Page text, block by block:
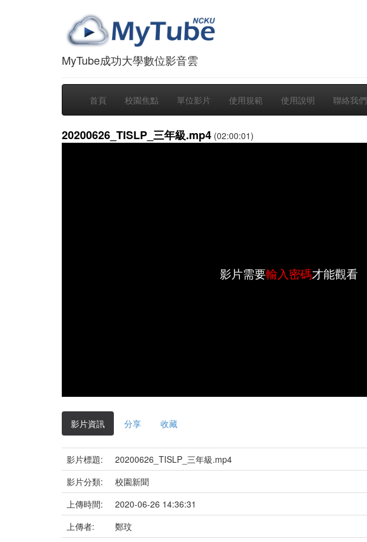
MyTube成功大學數位影音雲
首頁 校園焦點 單位影片 使用規範 使用說明 聯絡我們
20200626_TISLP_三年級.mp4 (02:00:01)
影片需要輸入密碼才能觀看
影片資訊 分享 收藏
影片標題:
20200626_TISLP_三年級.mp4
影片分類:
校園新聞
上傳時間:
2020-06-26 14:36:31
上傳者:
鄭玟